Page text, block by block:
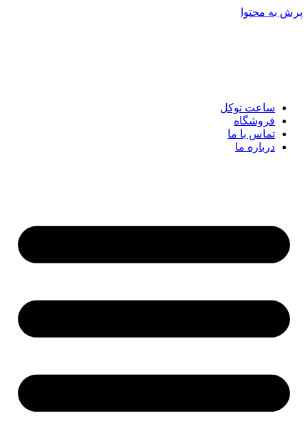
پرش به محتوا
ساعت توکل
فروشگاه
تماس با ما
درباره ما